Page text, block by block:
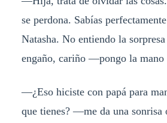
se perdona. Sabías
Natasha. No entiendo la
engaño, cariño —pongo la mano
—¿Eso hiciste con papá para
que tienes? —me da una